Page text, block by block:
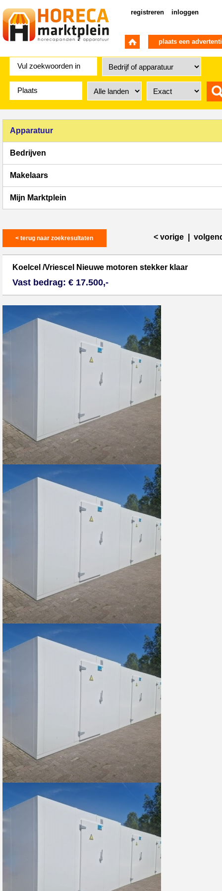
registreren inloggen
plaats een
Apparatuur
Bedrijven
Makelaars
Mijn Marktplein
< terug naar zoekresultaten < vorige
Koelcel /Vriescel Nieuwe motoren stekker klaar
Vast bedrag: € 17.500,-